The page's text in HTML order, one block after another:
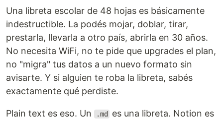
Una libreta escolar de 48 hojas es básicamente
indestructible. La podés mojar, doblar, tirar,
prestarla, llevarla a otro país, abrirla en 30 años.
No necesita WiFi, no te pide que upgrades el plan,
no "migra" tus datos a un nuevo formato sin
avisarte. Y si alguien te roba la libreta, sabés
exactamente qué perdiste.
Plain text es eso. Un .md
es una libreta. Notion es